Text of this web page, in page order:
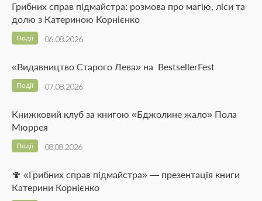
Грибних справ підмайстра: розмова про магію, ліси та
долю з Катериною Корнієнко
06.08.2026
Події
«Видавництво Старого Лева» на BestsellerFest
07.08.2026
Події
Книжковий клуб за книгою «Бджолине жало» Пола
Мюррея
08.08.2026
Події
🍄 «Грибних справ підмайстра» — презентація книги
Катерини Корнієнко